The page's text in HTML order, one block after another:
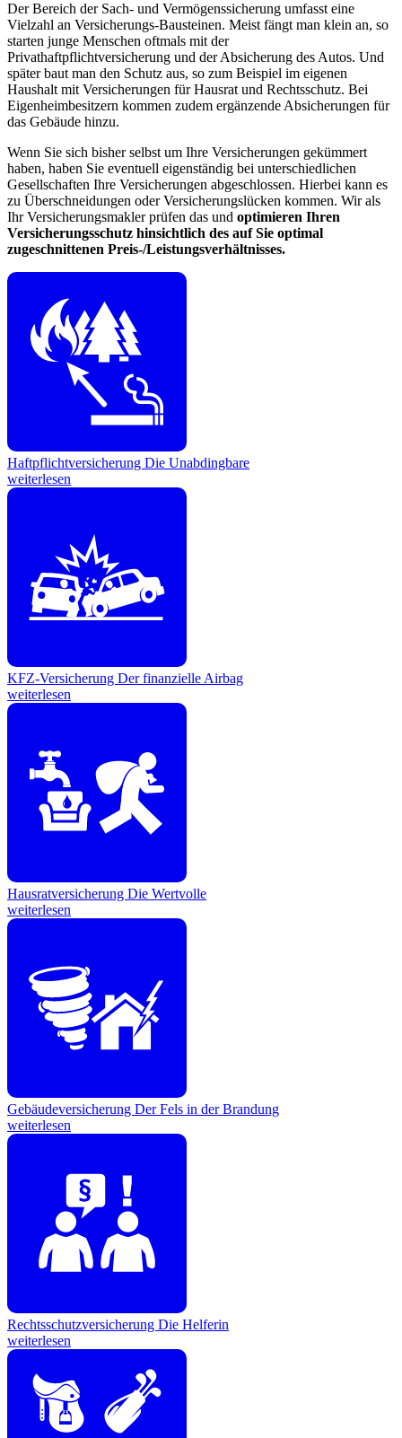
Der Bereich der Sach- und Vermögenssicherung umfasst eine
Vielzahl an Versicherungs-Bausteinen. Meist fängt man klein an, so
starten junge Menschen oftmals mit der
Privathaftpflichtversicherung und der Absicherung des Autos. Und
später baut man den Schutz aus, so zum Beispiel im eigenen
Haushalt mit Versicherungen für Hausrat und Rechtsschutz. Bei
Eigenheimbesitzern kommen zudem ergänzende Absicherungen für
das Gebäude hinzu.
Wenn Sie sich bisher selbst um Ihre Versicherungen gekümmert
haben, haben Sie eventuell eigenständig bei unterschiedlichen
Gesellschaften Ihre Versicherungen abgeschlossen. Hierbei kann es
zu Überschneidungen oder Versicherungslücken kommen. Wir als
Ihr Versicherungsmakler prüfen das und optimieren Ihren
Versicherungsschutz hinsichtlich des auf Sie optimal
zugeschnittenen Preis-/Leistungsverhältnisses.
Haftpflichtversicherung Die Unabdingbare
weiterlesen
KFZ-Versicherung Der finanzielle Airbag
weiterlesen
Hausratversicherung Die Wertvolle
weiterlesen
Gebäudeversicherung Der Fels in der Brandung
weiterlesen
Rechtsschutzversicherung Die Helferin
weiterlesen